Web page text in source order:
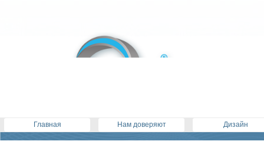
Главная Нам доверяют Дизайн